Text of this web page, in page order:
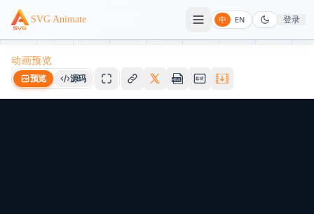
SVG Animate 中 EN 登录
动画预览
预览 源码